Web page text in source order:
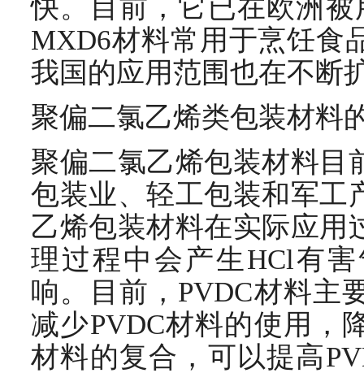
快。目前，它已在欧洲
MXD6材料常用于烹饪食
我国的应用范围也在不断
聚偏二氯乙烯类包装材料
聚偏二氯乙烯包装材料目
包装业、轻工包装和军工
乙烯包装材料在实际应用
理过程中会产生HCl有
响。目前，PVDC材料主
减少PVDC材料的使用，
材料的复合，可以提高